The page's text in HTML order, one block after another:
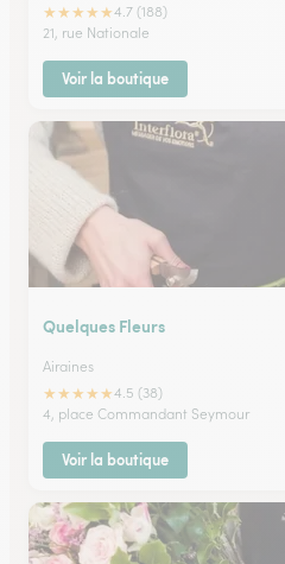
★★★★★4.7 (188)
21, rue Nationale
Voir la boutique
Quelques Fleurs
Airaines
★★★★★4.5 (38)
4, place Commandant Seymour
Voir la boutique